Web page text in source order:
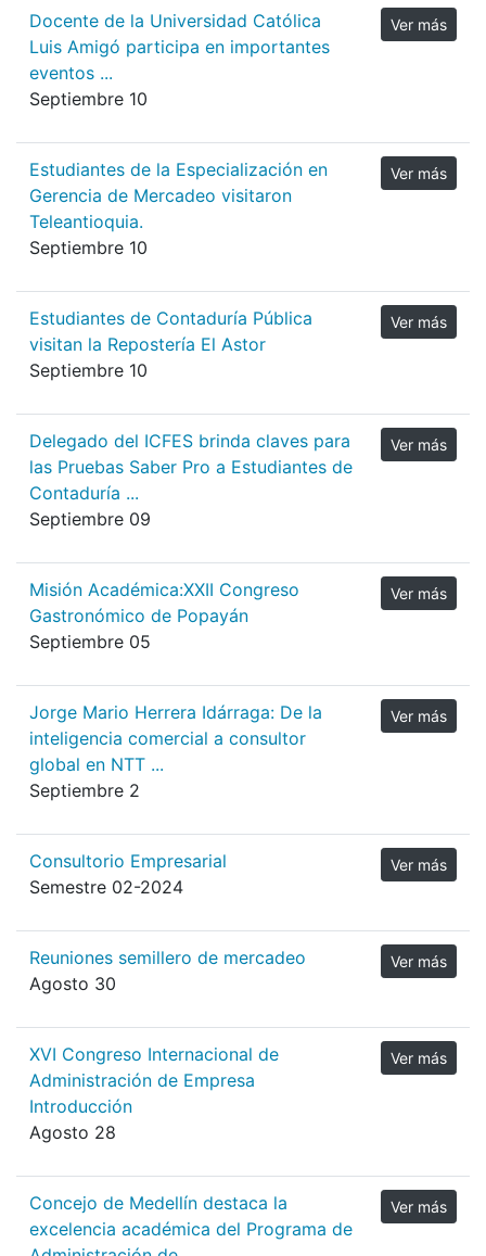
Docente de la Universidad Católica
Luis Amigó participa en importantes
eventos ...
Septiembre 10
Ver más
Estudiantes de la Especialización en
Gerencia de Mercadeo visitaron
Teleantioquia.
Septiembre 10
Ver más
Estudiantes de Contaduría Pública
visitan la Repostería El Astor
Septiembre 10
Ver más
Delegado del ICFES brinda claves para
las Pruebas Saber Pro a Estudiantes de
Contaduría ...
Septiembre 09
Ver más
Misión Académica:XXII Congreso
Gastronómico de Popayán
Septiembre 05
Ver más
Jorge Mario Herrera Idárraga: De la
inteligencia comercial a consultor
global en NTT ...
Septiembre 2
Ver más
Consultorio Empresarial
Semestre 02-2024
Ver más
Reuniones semillero de mercadeo
Agosto 30
Ver más
XVI Congreso Internacional de
Administración de Empresa
Introducción
Agosto 28
Ver más
Concejo de Medellín destaca la
excelencia académica del Programa de
Ver más